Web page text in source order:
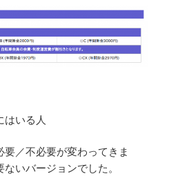
はいる人
／不必要が変わってきま
いバージョンでした。